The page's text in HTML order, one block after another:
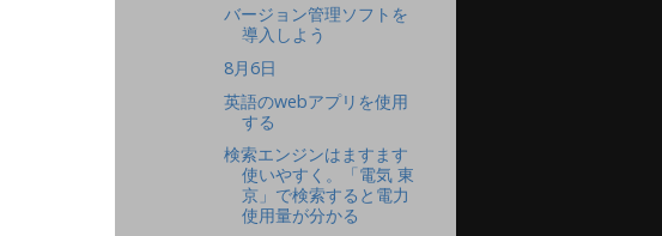
バージョン管理ソフトを
導入しよう
8月6日
英語のwebアプリを使用
する
検索エンジンはますます
使いやすく。「電気 東
京」で検索すると電力
使用量が分かる